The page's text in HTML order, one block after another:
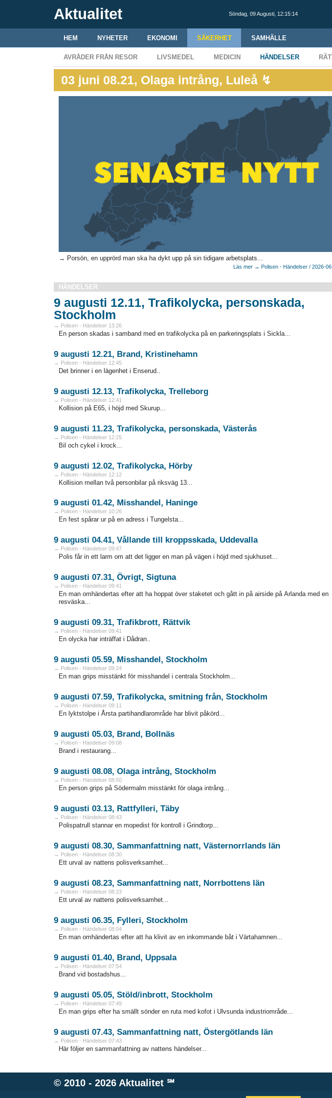
Aktualitet Söndag, 09 Augusti, 12:15:15
HEM NYHETER EKONOMI SÄKERHET SAMHÄLLE
AVRÅDER FRÅN RESOR LIVSMEDEL MEDICIN HÄNDELSER
03 juni 08.21, Olaga intrång, Luleå ↯
→ Porsön, en upprörd man ska ha dykt upp på sin tidigare arbetsplats...
Läs mer → Polisen - Händelser / 2026-
HÄNDELSER
9 augusti 12.11, Trafikolycka, personskada,
Stockholm
→ Polisen - Händelser 13:26
En person skadas i samband med en trafikolycka på en parkeringsplats i Sickla...
9 augusti 12.21, Brand, Kristinehamn
→ Polisen - Händelser 12:45
Det brinner i en lägenhet i Enserud..
9 augusti 12.13, Trafikolycka, Trelleborg
→ Polisen - Händelser 12:41
Kollision på E65, i höjd med Skurup...
9 augusti 11.23, Trafikolycka, personskada, Västerås
→ Polisen - Händelser 12:25
Bil och cykel i krock...
9 augusti 12.02, Trafikolycka, Hörby
→ Polisen - Händelser 12:12
Kollision mellan två personbilar på riksväg 13...
9 augusti 01.42, Misshandel, Haninge
→ Polisen - Händelser 10:26
En fest spårar ur på en adress i Tungelsta...
9 augusti 04.41, Vållande till kroppsskada, Uddevalla
→ Polisen - Händelser 09:47
Polis får in ett larm om att det ligger en man på vägen i höjd med sjukhuset...
9 augusti 07.31, Övrigt, Sigtuna
→ Polisen - Händelser 09:41
En man omhändertas efter att ha hoppat över staketet och gått in på airside på Arlanda med en
resväska...
9 augusti 09.31, Trafikbrott, Rättvik
→ Polisen - Händelser 09:41
En olycka har inträffat i Dådran..
9 augusti 05.59, Misshandel, Stockholm
→ Polisen - Händelser 09:24
En man grips misstänkt för misshandel i centrala Stockholm...
9 augusti 07.59, Trafikolycka, smitning från, Stockholm
→ Polisen - Händelser 09:11
En lyktstolpe i Årsta partihandlarområde har blivit påkörd...
9 augusti 05.03, Brand, Bollnäs
→ Polisen - Händelser 09:08
Brand i restaurang...
9 augusti 08.08, Olaga intrång, Stockholm
→ Polisen - Händelser 08:50
En person grips på Södermalm misstänkt för olaga intrång...
9 augusti 03.13, Rattfylleri, Täby
→ Polisen - Händelser 08:43
Polispatrull stannar en mopedist för kontroll i Grindtorp...
9 augusti 08.30, Sammanfattning natt, Västernorrlands län
→ Polisen - Händelser 08:30
Ett urval av nattens polisverksamhet...
9 augusti 08.23, Sammanfattning natt, Norrbottens län
→ Polisen - Händelser 08:23
Ett urval av nattens polisverksamhet...
9 augusti 06.35, Fylleri, Stockholm
→ Polisen - Händelser 08:04
En man omhändertas efter att ha klivit av en inkommande båt i Värtahamnen...
9 augusti 01.40, Brand, Uppsala
→ Polisen - Händelser 07:54
Brand vid bostadshus...
9 augusti 05.05, Stöld/inbrott, Stockholm
→ Polisen - Händelser 07:49
En man grips efter ha smällt sönder en ruta med kofot i Ulvsunda industriområde...
9 augusti 07.43, Sammanfattning natt, Östergötlands län
→ Polisen - Händelser 07:43
Här följer en sammanfattning av nattens händelser...
© 2010 - 2026 Aktualitet℠